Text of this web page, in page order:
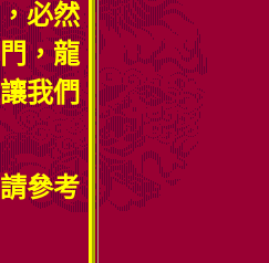
必然
，龍
我們
參考